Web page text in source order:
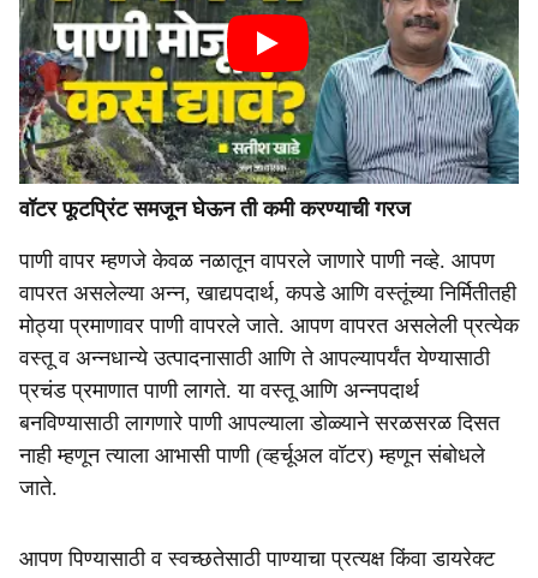
वॉटर फूटप्रिंट समजून घेऊन ती कमी करण्याची गरज
पाणी वापर म्हणजे केवळ नळातून वापरले जाणारे पाणी नव्हे. आपण
वापरत असलेल्या अन्न, खाद्यपदार्थ, कपडे आणि वस्तूंच्या निर्मितीतही
मोठ्या प्रमाणावर पाणी वापरले जाते. आपण वापरत असलेली प्रत्येक
वस्तू व अन्नधान्ये उत्पादनासाठी आणि ते आपल्यापर्यंत येण्यासाठी
प्रचंड प्रमाणात पाणी लागते. या वस्तू आणि अन्नपदार्थ
बनविण्यासाठी लागणारे पाणी आपल्याला डोळ्याने सरळसरळ दिसत
नाही म्हणून त्याला आभासी पाणी (व्हर्चूअल वॉटर) म्हणून संबोधले
जाते.
आपण पिण्यासाठी व स्वच्छतेसाठी पाण्याचा प्रत्यक्ष किंवा डायरेक्ट